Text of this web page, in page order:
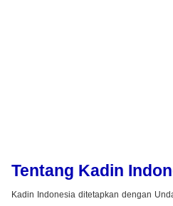
Tentang Kadin
Kadin Indonesia ditetapkan dengan